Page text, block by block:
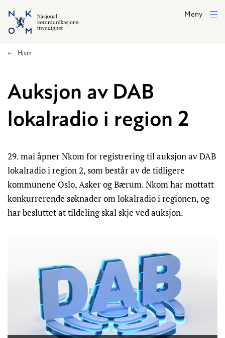
Hopp til hovedinnhold
Meny
Hjem
Auksjon av DAB
lokalradio i region 2
29. mai åpner Nkom for registrering til auksjon av DAB
lokalradio i region 2, som består av de tidligere
kommunene Oslo, Asker og Bærum. Nkom har mottatt
konkurrerende søknader om lokalradio i regionen, og
har besluttet at tildeling skal skje ved auksjon.